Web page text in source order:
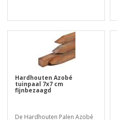
Hardhouten Azobé
tuinpaal 7x7 cm
fijnbezaagd
De Hardhouten Palen Azobé